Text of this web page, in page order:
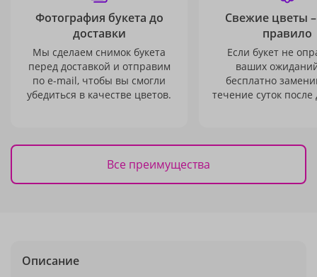
Фотография букета до
доставки
Мы сделаем снимок букета
перед доставкой и отправим
по e-mail, чтобы вы смогли
убедиться в качестве цветов.
Свежие цветы
правило
Если букет не
ваших
бесплатно
течение суток после
Все преимущества
Описание